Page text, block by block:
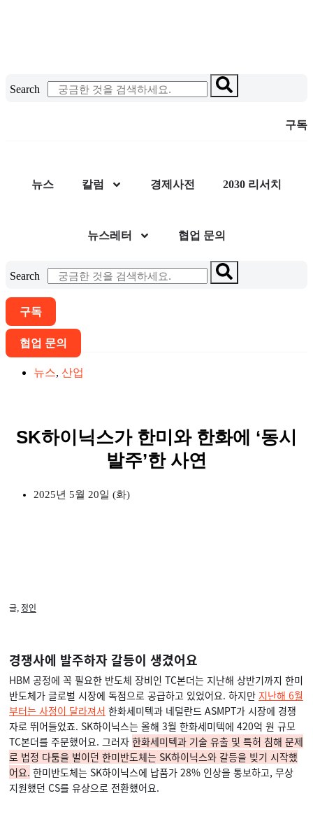
건
Search
구독
뉴스 칼럼 경제사전 2030 리서치
뉴스레터 협업 문의
Search
구독
협업 문의
뉴스, 산업
SK하이닉스가 한미와 한화에 ‘동시
발주’한 사연
2025년 5월 20일 (화)
글,정인
경쟁사에 발주하자 갈등이 생겼어요
HBM 공정에 꼭 필요한 반도체 장비인 TC본더는 지난해 상반기까지 한미
반도체가 글로벌 시장에 독점으로 공급하고 있었어요. 하지만 지난해 6월
부터는 사정이 달라져서 한화세미텍과 네덜란드 ASMPT가 시장에 경쟁
자로 뛰어들었죠. SK하이닉스는 올해 3월 한화세미텍에 420억 원 규모
TC본더를 주문했어요. 그러자 한화세미텍과 기술 유출 및 특허 침해 문제
로 법정 다툼을 벌이던 한미반도체는 SK하이닉스와 갈등을 빚기 시작했
어요. 한미반도체는 SK하이닉스에 납품가 28% 인상을 통보하고, 무상
지원했던 CS를 유상으로 전환했어요.